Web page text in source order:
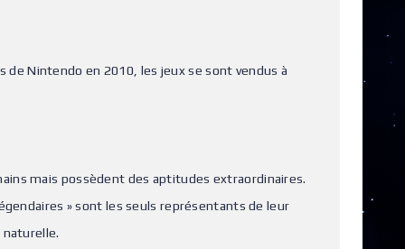
Nintendo en 2010, les jeux se sont vendus à
mais possèdent des aptitudes extraordinaires.
» sont les seuls représentants de leur